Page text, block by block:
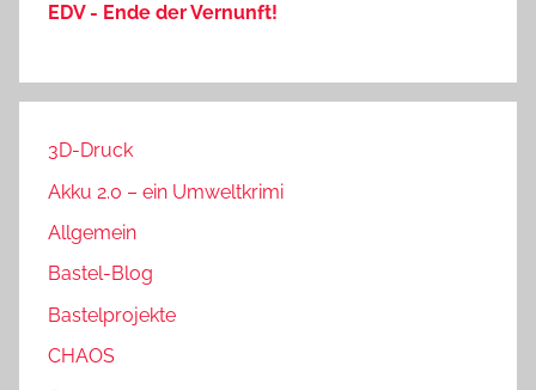
EDV - Ende der Vernunft!
3D-Druck
Akku 2.0 – ein Umweltkrimi
Allgemein
Bastel-Blog
Bastelprojekte
CHAOS